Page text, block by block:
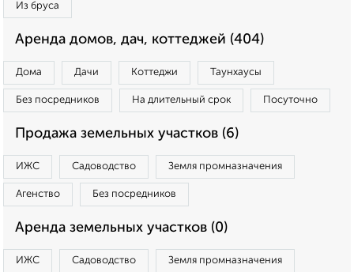
Из бруса
Аренда домов, дач, коттеджей (404)
Дома Дачи Коттеджи Таунхаусы
Без посредников На длительный срок Посуточно
Продажа земельных участков (6)
ИЖС Садоводство Земля промназначения
Агенство Без посредников
Аренда земельных участков (0)
ИЖС Садоводство Земля промназначения